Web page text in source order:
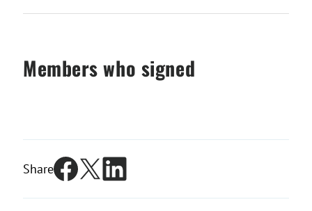
Members who signed
Share